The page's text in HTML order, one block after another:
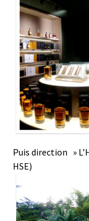
Puis direction »
HSE)